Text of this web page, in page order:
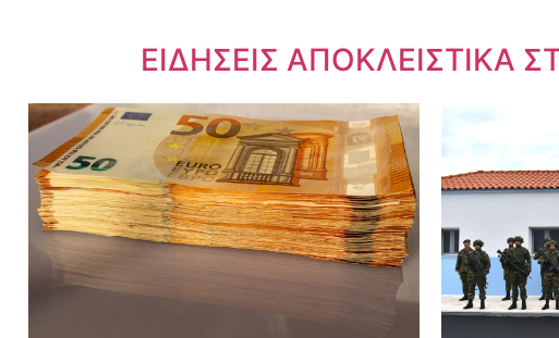
ΕΙΔΗΣΕΙΣ ΑΠΟΚΛΕΙΣΤΙΚΑ
Dnews.gr